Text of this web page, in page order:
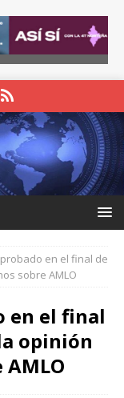
en el final de
sobre AMLO
en el final
opinión